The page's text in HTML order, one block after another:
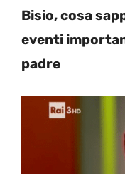
Bisio, cosa
eventi
padre